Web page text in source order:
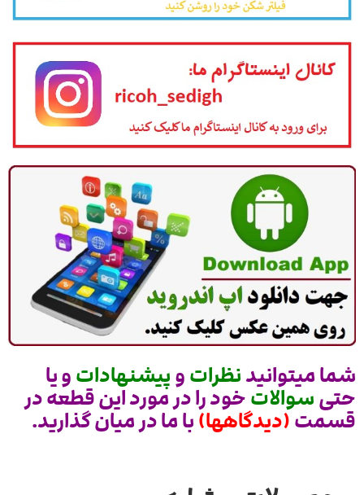
شما میتوانیدنظراتوپیشنهاداتو یا
حتیسوالاتخود را در مورد این قطعه در
قسمت(دیدگاهها)با ما در میان گذارید.